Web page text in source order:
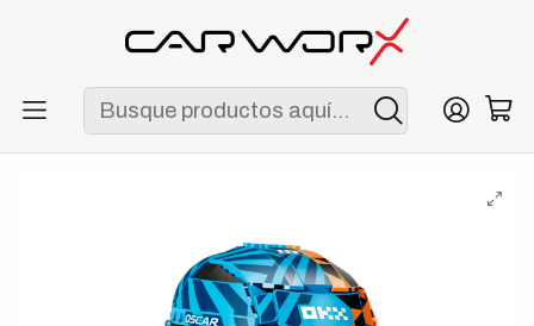
ENVÍO GRATIS POR COMPRAS MAYORES A S/ 250
McLaren
LEGO McLaren Mastercard F1 Team Oscar Piastri Helmet
(43017)